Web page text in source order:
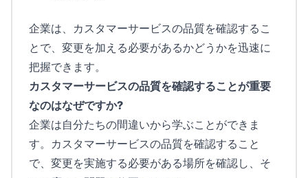
企業は、カスタマーサービスの品質を確認するこ
とで、変更を加える必要があるかどうかを迅速に
把握できます。
カスタマーサービスの品質を確認することが重要
なのはなぜですか?
企業は自分たちの間違いから学ぶことができま
す。カスタマーサービスの品質を確認すること
で、変更を実施する必要がある場所を確認し、そ